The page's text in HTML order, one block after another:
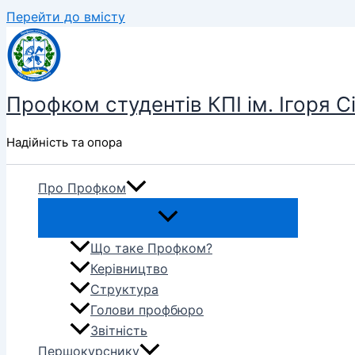
Перейти до вмісту
Профком студентів КПІ ім. Ігоря
Надійність та опора
Про Профком
Що таке Профком?
Керівництво
Структура
Голови профбюро
Звітність
Першокурснику